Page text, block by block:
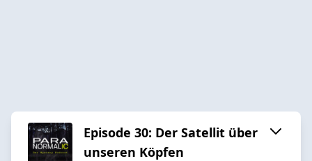
Episode 30: Der Satellit über
unseren Köpfen